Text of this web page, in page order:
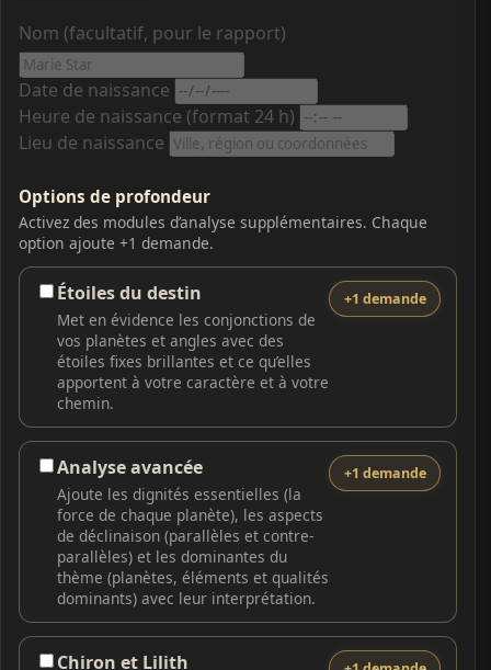
Nom (facultatif, pour le rapport)
Date de naissance
Heure de naissance (format 24 h)
Lieu de naissance
Options de profondeur
Activez des modules d’analyse supplémentaires. Chaque
option ajoute +1 demande.
Étoiles du destin
Met en évidence les conjonctions de
vos planètes et angles avec des
étoiles fixes brillantes et ce qu’elles
apportent à votre caractère et à votre
chemin.
+1 demande
Analyse avancée
Ajoute les dignités essentielles (la
force de chaque planète), les aspects
de déclinaison (parallèles et contre-
parallèles) et les dominantes du
thème (planètes, éléments et qualités
dominants) avec leur interprétation.
+1 demande
Chiron et Lilith